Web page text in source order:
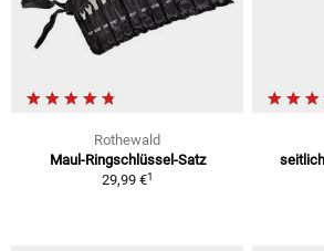
Rothewald
Maul-Ringschlüssel-Satz
29,99 €1